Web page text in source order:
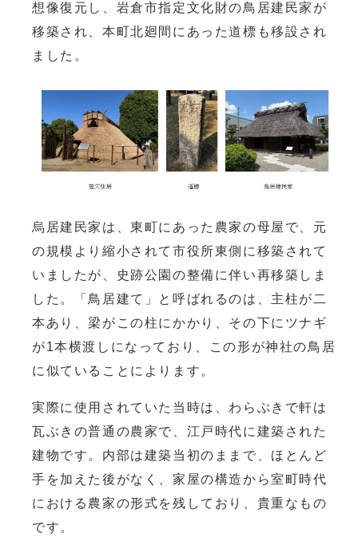
想像復元し、岩倉市指定文化財の鳥居建民家が
移築され、本町北廻間にあった道標も移設され
ました。
烏居建民家は、東町にあった農家の母屋で、元
の規模より縮小されて市役所東側に移築されて
いましたが、史跡公園の整備に伴い再移築しま
した。「鳥居建て」と呼ばれるのは、主柱が二
本あり、梁がこの柱にかかり、その下にツナギ
が1本横渡しになっており、この形が神社の鳥居
に似ていることによります。
実際に使用されていた当時は、わらぶきで軒は
瓦ぶきの普通の農家で、江戸時代に建築された
建物です。内部は建築当初のままで、ほとんど
手を加えた後がなく、家屋の構造から室町時代
における農家の形式を残しており、貴重なもの
です。